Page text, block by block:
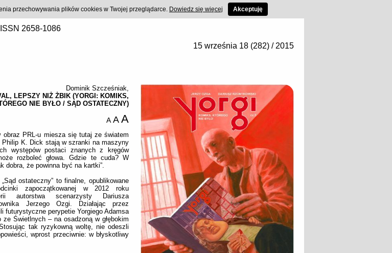
ISSN 2658-1086
15 września 18 (282) / 2015
Dominik Szcześniak,
LEPSZY NIŻ ŻBIK (YORGI: KOMIKS,
NIE BYŁO / SĄD OSTATECZNY)
A A A
obraz PRL-u miesza się tutaj ze światem
Philip K. Dick stają w szranki na maszyny
występów postaci znanych z kręgów
rozboleć głowa. Gdzie te cuda? W
dobra, że powinna być na kartki”.
ostateczny” to finalne, opublikowane
zapoczątkowanej w 2012 roku
autorstwa scenarzysty Dariusza
Jerzego Ozgi. Działając przez
futurystyczne perypetie Yorgiego Adamsa
ze Świetlnych – na osadzoną w głębokim
tak ryzykowną woltę, nie odeszli
wprost przeciwnie: w błyskotliwy
przechowywania plików cookies w Twojej przeglądarce. Dowiedz się więcej Akceptuję